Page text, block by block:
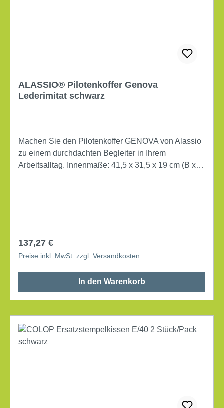
ALASSIO® Pilotenkoffer Genova
Lederimitat schwarz
Machen Sie den Pilotenkoffer GENOVA von Alassio
zu einem durchdachten Begleiter in Ihrem
Arbeitsalltag. Innenmaße: 41,5 x 31,5 x 19 cm (B x H
Regulärer Preis:
137,27 €
Preise inkl. MwSt. zzgl. Versandkosten
In den Warenkorb